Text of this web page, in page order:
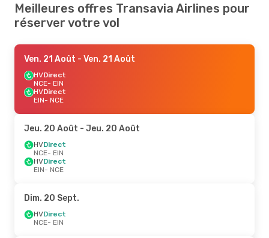
Meilleures offres Transavia Airlines pour
réserver votre vol
Ven. 21 Août - Ven. 21 Août
HVDirect
NCE- EIN
HVDirect
EIN- NCE
Jeu. 20 Août - Jeu. 20 Août
HVDirect
NCE- EIN
HVDirect
EIN- NCE
Dim. 20 Sept.
HVDirect
NCE- EIN